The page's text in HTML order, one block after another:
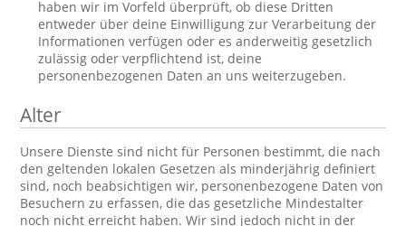
haben wir im Vorfeld überprüft, ob diese Dritten
entweder über deine Einwilligung zur Verarbeitung der
Informationen verfügen oder es anderweitig gesetzlich
zulässig oder verpflichtend ist, deine
personenbezogenen Daten an uns weiterzugeben.
Alter
Unsere Dienste sind nicht für Personen bestimmt, die nach
den geltenden lokalen Gesetzen als minderjährig definiert
sind, noch beabsichtigen wir, personenbezogene Daten von
Besuchern zu erfassen, die das gesetzliche Mindestalter
noch nicht erreicht haben. Wir sind jedoch nicht in der